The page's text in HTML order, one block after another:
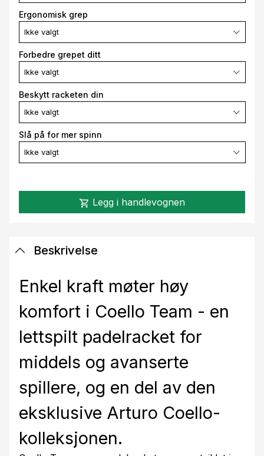
Ergonomisk grep
Ikke valgt
Forbedre grepet ditt
Ikke valgt
Beskytt racketen din
Ikke valgt
Slå på for mer spinn
Ikke valgt
shopping_cart Legg i handlevognen
Beskrivelse
Enkel kraft møter høy
komfort i Coello Team - en
lettspilt padelracket for
middels og avanserte
spillere, og en del av den
eksklusive Arturo Coello-
kolleksjonen.